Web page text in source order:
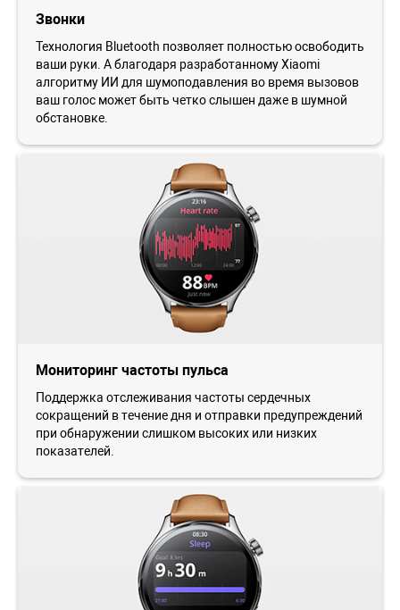
Звонки
Технология Bluetooth позволяет полностью освободить
ваши руки. А благодаря разработанному Xiaomi
алгоритму ИИ для шумоподавления во время вызовов
ваш голос может быть четко слышен даже в шумной
обстановке.
Мониторинг частоты пульса
Поддержка отслеживания частоты сердечных
сокращений в течение дня и отправки предупреждений
при обнаружении слишком высоких или низких
показателей.